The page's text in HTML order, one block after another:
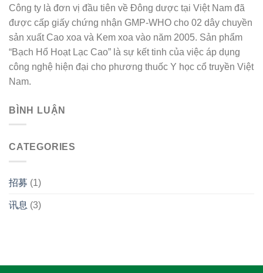
Công ty là đơn vị đầu tiên về Đông dược tại Việt Nam đã
được cấp giấy chứng nhận GMP-WHO cho 02 dây chuyền
sản xuất Cao xoa và Kem xoa vào năm 2005. Sản phẩm
“Bạch Hổ Hoạt Lạc Cao” là sự kết tinh của việc áp dụng
công nghệ hiện đại cho phương thuốc Y học cổ truyền Việt
Nam.
BÌNH LUẬN
CATEGORIES
招募 (1)
讯息 (3)